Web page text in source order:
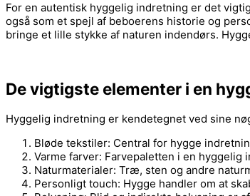
For en autentisk hyggelig indretning er det
også som et spejl af beboerens historie og
bringe et lille stykke af naturen indendørs.
De vigtigste elementer i en
Hyggelig indretning er kendetegnet ved sine
Bløde tekstiler: Central for hygge
Varme farver: Farvepaletten i en
Naturmaterialer: Træ, sten og andre
Personligt touch: Hygge handler om at